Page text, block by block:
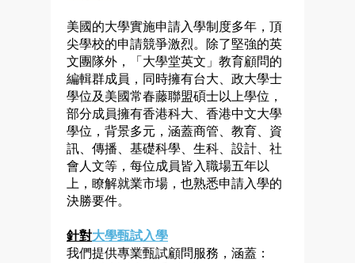
美國的大學實施申請入學制度多年，頂
尖學校的申請競爭激烈。除了堅強的英
文團隊外，「大學堂英文」教育顧問的
編輯群成員，同時擁有台大、政大學士
學位及美國常春藤聯盟碩士以上學位，
部分成員擁有香港科大、香港中文大學
學位，背景多元，涵蓋商管、教育、資
訊、傳播、基礎科學、生科、設計、社
會人文等，每位成員皆入職場五年以
上，瞭解就業市場，也熟悉申請入學的
決勝要件。
針對大學甄試入學
我們提供專業甄試顧問服務，涵蓋：